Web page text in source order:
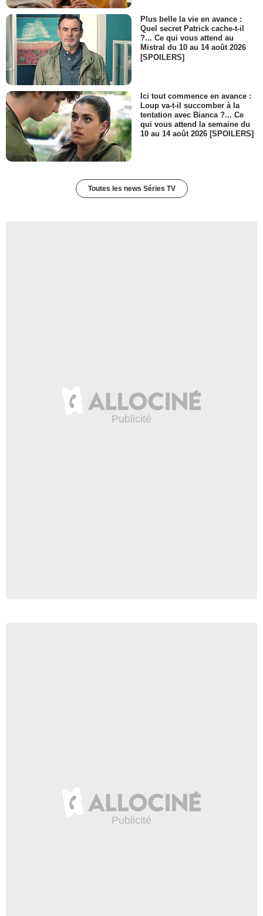
Plus belle la vie en avance :
Quel secret Patrick cache-t-il
?... Ce qui vous attend au
Mistral du 10 au 14 août 2026
[SPOILERS]
Ici tout commence en avance :
Loup va-t-il succomber à la
tentation avec Bianca ?... Ce
qui vous attend la semaine du
10 au 14 août 2026 [SPOILERS]
Toutes les news Séries TV